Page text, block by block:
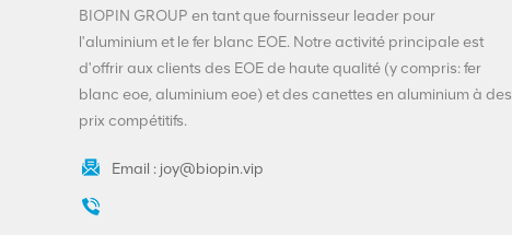
facile,
approvisionnement
direct d'usine
VIEW DETAILS
Extrémités de boisson
de personnalisation-
bière de jus
BIOPIN GROUP en tant que fournisseur leader pour
l'aluminium et le fer blanc EOE. Notre activité principale est
d'offrir aux clients des EOE de haute qualité (y compris: fer
blanc eoe, aluminium eoe) et des canettes en aluminium à des
prix compétitifs.
Email : joy@biopin.vip